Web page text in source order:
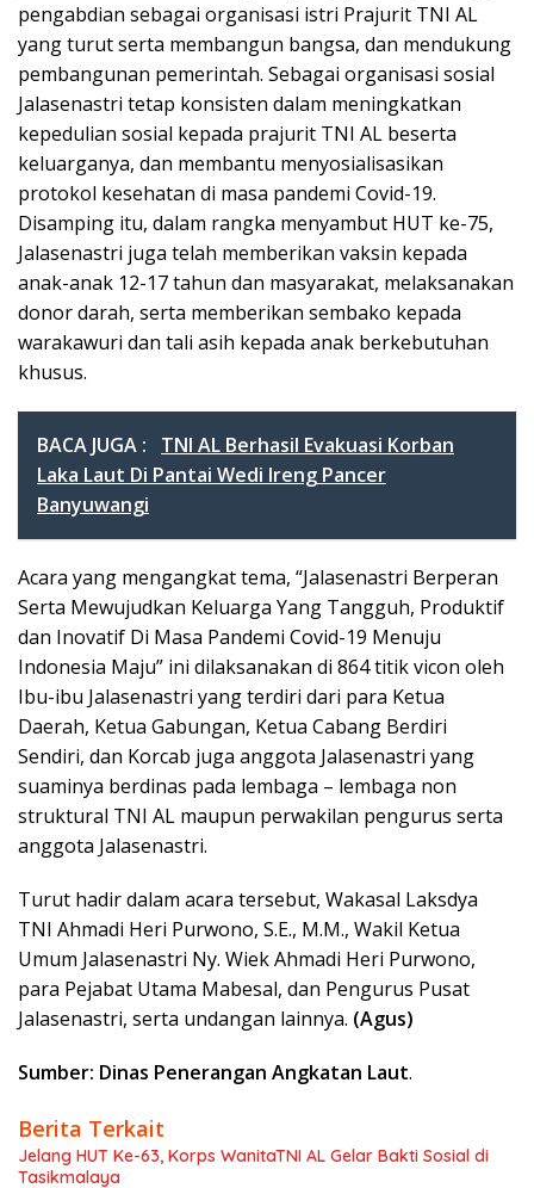
pengabdian sebagai organisasi istri Prajurit TNI AL
yang turut serta membangun bangsa, dan mendukung
pembangunan pemerintah. Sebagai organisasi sosial
Jalasenastri tetap konsisten dalam meningkatkan
kepedulian sosial kepada prajurit TNI AL beserta
keluarganya, dan membantu menyosialisasikan
protokol kesehatan di masa pandemi Covid-19.
Disamping itu, dalam rangka menyambut HUT ke-75,
Jalasenastri juga telah memberikan vaksin kepada
anak-anak 12-17 tahun dan masyarakat, melaksanakan
donor darah, serta memberikan sembako kepada
warakawuri dan tali asih kepada anak berkebutuhan
khusus.
BACA JUGA :
TNI AL Berhasil Evakuasi Korban
Laka Laut Di Pantai Wedi Ireng Pancer
Banyuwangi
Acara yang mengangkat tema, “Jalasenastri Berperan
Serta Mewujudkan Keluarga Yang Tangguh, Produktif
dan Inovatif Di Masa Pandemi Covid-19 Menuju
Indonesia Maju” ini dilaksanakan di 864 titik vicon oleh
Ibu-ibu Jalasenastri yang terdiri dari para Ketua
Daerah, Ketua Gabungan, Ketua Cabang Berdiri
Sendiri, dan Korcab juga anggota Jalasenastri yang
suaminya berdinas pada lembaga – lembaga non
struktural TNI AL maupun perwakilan pengurus serta
anggota Jalasenastri.
Turut hadir dalam acara tersebut, Wakasal Laksdya
TNI Ahmadi Heri Purwono, S.E., M.M., Wakil Ketua
Umum Jalasenastri Ny. Wiek Ahmadi Heri Purwono,
para Pejabat Utama Mabesal, dan Pengurus Pusat
Jalasenastri, serta undangan lainnya. (Agus)
Sumber: Dinas Penerangan Angkatan Laut.
Berita Terkait
Jelang HUT Ke-63, Korps WanitaTNI AL Gelar Bakti Sosial di
Tasikmalaya